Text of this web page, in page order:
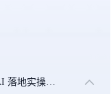
从想法到产品——东南亚电商 AI 落地实操大课